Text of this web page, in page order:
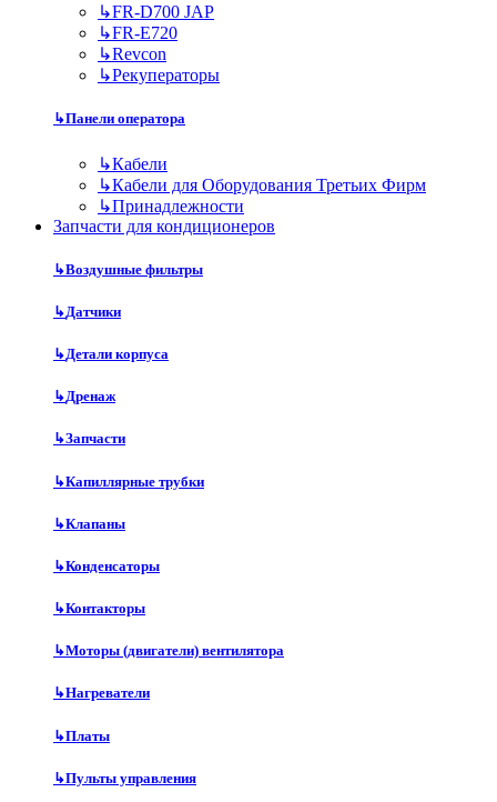
↳FR-D700 JAP
↳FR-E720
↳Revcon
↳Рекуператоры
↳Панели оператора
↳Кабели
↳Кабели для Оборудования Третьих Фирм
↳Принадлежности
Запчасти для кондиционеров
↳Воздушные фильтры
↳Датчики
↳Детали корпуса
↳Дренаж
↳Запчасти
↳Капиллярные трубки
↳Клапаны
↳Конденсаторы
↳Контакторы
↳Моторы (двигатели) вентилятора
↳Нагреватели
↳Платы
↳Пульты управления